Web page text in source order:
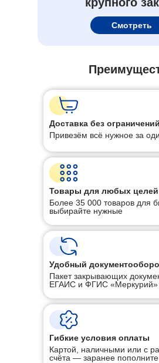
Смотреть
Доставка без
Привезём всё нужное за
Товары для любых целей
Более 35 000 товаров для
выбирайте нужные
Гибкие условия оплаты
Картой, наличными или с
счёта — заранее пополните
Удобный
Пакет закрывающих
ЕГАИС и ФГИС «Меркурий»